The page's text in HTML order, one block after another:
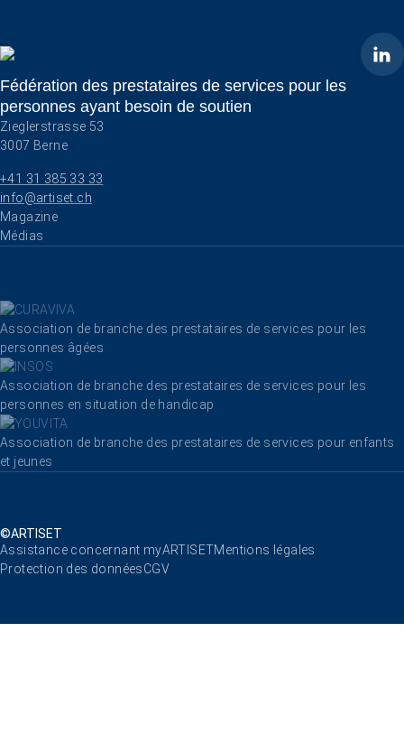
ARTISET
Fédération des prestataires de services pour les
personnes ayant besoin de soutien
Zieglerstrasse 53
3007 Berne
+41 31 385 33 33
info@artiset.ch
Aller au contenu
Magazine
Médias
Association de branche des prestataires de services pour les
personnes âgées
Association de branche des prestataires de services pour les
personnes en situation de handicap
Association de branche des prestataires de services pour enfants
et jeunes
©ARTISET
Aller au contenu
Assistance concernant myARTISETMentions légales
Protection des donnéesCGV